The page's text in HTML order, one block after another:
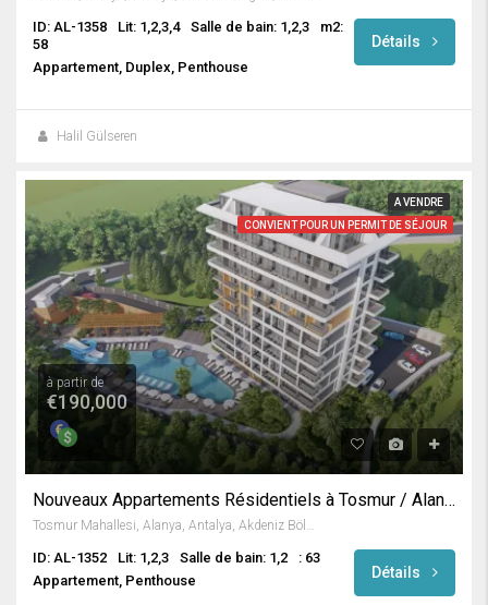
ID: AL-1358 Lit: 1,2,3,4 Salle de bain: 1,2,3
m2:
58
Appartement, Duplex, Penthouse
Détails
Halil Gülseren
A VENDRE
CONVIENT POUR UN PERMIT DE SÉJOUR
à partir de
€190,000
Nouveaux Appartements Résidentiels à Tosmur / Alanya
ID: AL-1352 Lit: 1,2,3 Salle de bain: 1,2
: 63
Appartement, Penthouse
Détails